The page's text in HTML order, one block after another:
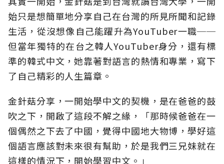
始只是想簡單地分享自己在台灣的所見所聞和記錄
生活，從沒想像自己能躍升為YouTuber一職──
但當年獨特的在台之韓人YouTuber身分，還有標
準的韓式中文，她靠著對語言的熱情和專業，寫下
了自己精彩的人生篇章。
金針菇分享，一開始學中文的契機，是在爸爸的鼓
吹之下，開啟了這段不解之緣，「那時候爸爸在一
個偶然之下去了中國，覺得中國地大物博，學好這
個語言應該對未來很有幫助，於是我們三兄妹就在
這樣的情況下，開始學習中文。」